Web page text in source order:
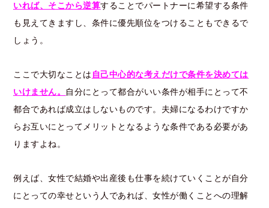
いれば、そこから逆算することでパートナーに希望する条件
も見えてきますし、条件に優先順位をつけることもできるで
しょう。
ここで大切なことは 自己中心的な考えだけで条件を決めては
いけません。
自分にとって都合がいい条件が相手にとって不
都合であれば成立はしないものです。夫婦になるわけですか
らお互いにとってメリットとなるような条件である必要があ
りますよね。
例えば、女性で結婚や出産後も仕事を続けていくことが自分
にとっての幸せという人であれば、女性が働くことへの理解